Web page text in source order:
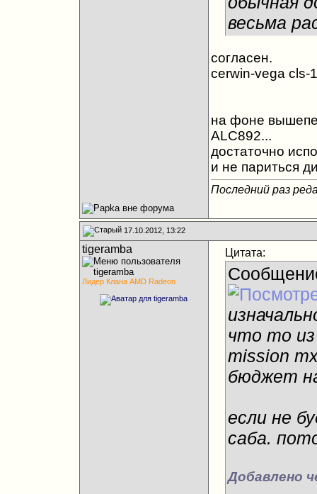
весьма
согласен.
cerwin-vega cls-
на фоне
ALC892...
достаточно
и не париться
Последний раз
17.10.2012, 13:22
tigeramba
Лидер Клана AMD Radeon
Цитата:
что то из
mission
бюджет
если не
саба.
Добавлено